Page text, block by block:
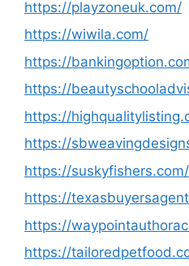
https://playzoneuk.com/
https://wiwila.com/
https://
https://
https://
https://
https://suskyfishers.com/
https://
https://
https://